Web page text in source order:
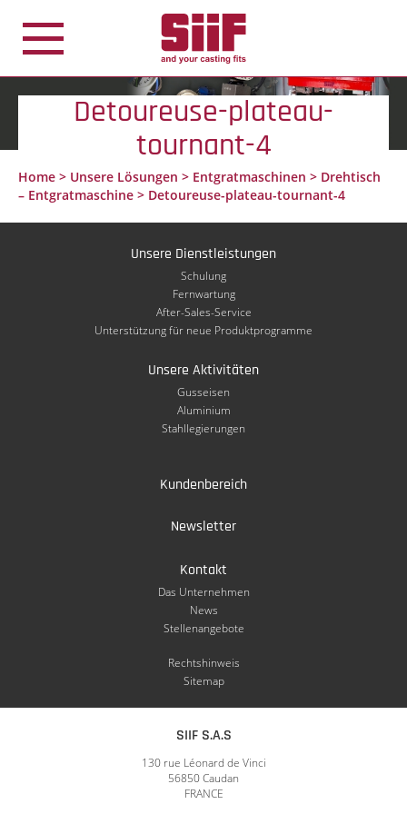
Detoureuse-plateau-
tournant-4
Home > Unsere Lösungen > Entgratmaschinen > Drehtisch
– Entgratmaschine > Detoureuse-plateau-tournant-4
Unsere Dienstleistungen
Schulung
Fernwartung
After-Sales-Service
Unterstützung für neue Produktprogramme
Unsere Aktivitäten
Gusseisen
Aluminium
Stahllegierungen
Kundenbereich
Newsletter
Kontakt
Das Unternehmen
News
Stellenangebote
Rechtshinweis
Sitemap
SIIF S.A.S
130 rue Léonard de Vinci
56850 Caudan
FRANCE